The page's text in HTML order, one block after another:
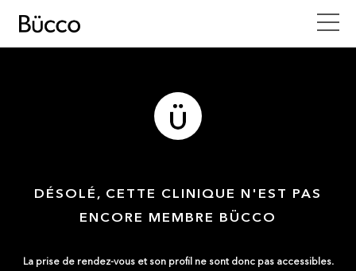
DÉSOLÉ, CETTE CLINIQUE N'EST PAS
ENCORE MEMBRE BÜCCO
La prise de rendez-vous et son profil ne sont donc pas accessibles.